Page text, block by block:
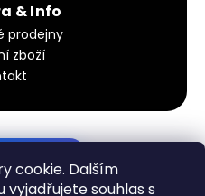
cookie. Dalším
souhlas s
& Info
prodejny
zboží